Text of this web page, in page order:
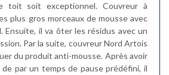
toit soit exceptionnel. Couvreur à
plus gros morceaux de mousse avec
Ensuite, il va ôter les résidus avec un
Par la suite, couvreur Nord Artois
du produit anti-mousse. Après avoir
par un temps de pause prédéfini, il